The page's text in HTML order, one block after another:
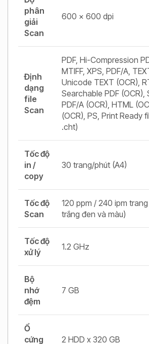
phân
giải
Scan
600 × 600 dpi
Định
dạng
file
Scan
PDF, Hi-Compression
MTIFF, XPS, PDF/A,
Unicode TEXT (OCR),
Searchable PDF (OCR),
PDF/A (OCR), HTML
(OCR), PS, Print Ready
.cht)
Tốc độ
in /
copy
30 trang/phút (A4)
Tốc độ
Scan
120 ppm / 240 ipm
trắng đen và màu)
Tốc độ
xử lý
1.2 GHz
Bộ
nhớ
đệm
7 GB
Ổ
cứng
2 HDD x 320 GB